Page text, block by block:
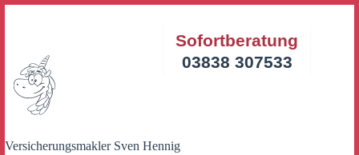
Versicherungsmakler Sven Hennig
Sofortberatung
03838 307533